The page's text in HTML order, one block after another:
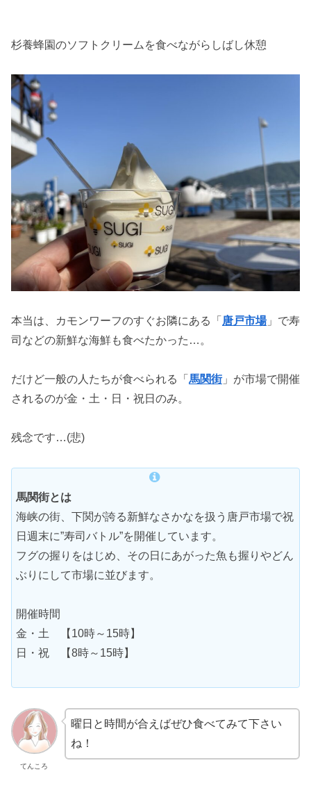
杉養蜂園のソフトクリームを食べながらしばし休憩
本当は、カモンワーフのすぐお隣にある「 唐戸市場」で寿
司などの新鮮な海鮮も食べたかった…。
だけど一般の人たちが食べられる「 馬関街」が市場で開催
されるのが金・土・日・祝日のみ。
残念です…(悲)
馬関街とは
海峡の街、下関が誇る新鮮なさかなを扱う唐戸市場で祝
日週末に”寿司バトル”を開催しています。
フグの握りをはじめ、その日にあがった魚も握りやどん
ぶりにして市場に並びます。
開催時間
金・土 【10時～15時】
日・祝 【8時～15時】
てんころ
曜日と時間が合えばぜひ食べてみて下さい
ね！